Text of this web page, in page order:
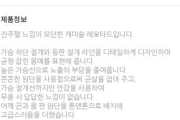
제품정보
진주펄 느낌의 모던한 캐미솔 레오타드입니다.
가슴 하단 절개와 등판 절개 라인을 디테일하게 디자인하여
균형 잡힌 몸매를 표현해 줍니다.
높은 가슴선으로 노출의 부담을 줄여줍니다.
쫀쫀한 원단을 사용함으로써 군살을 잡아 주고,
가슴 절개선까지만 안감을 사용하여
무용 시 답답한 느낌이 없습니다.
어깨 끈과 몸 판 원단을 톤앤톤으로 배치해
고급스러움을 더했습니다.